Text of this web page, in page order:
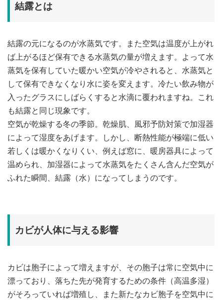
結露とは
結露の元になるのが水蒸気です。また空気は温度が上がれ
ば上がるほど保有できる水蒸気の量が増えます。よって水
蒸気を保有していた暖かい空気が冷やされると、水蒸気と
して保有できなくなり水に姿を変えます。冷たい飲み物が
入ったグラスにしばらくすると水滴に覆われますね。これ
も結露と同じ現象です。
空気が乾燥する冬の季節。乾燥肌、風邪予防対策で加湿器
によって湿度をあげます。しかし、断熱性能が極端に低い
若しくは暖かくなりくい、例えば窓に、暖房器具によって
温められ、加湿器によって水蒸気をたくさん含んだ空気が
ふれた瞬間、結露（水）になってしまうのです。
カビが人体に与える影響
カビは胞子によって増えますが、その胞子は常に空気中に
漂っており、落ちた先が発育するための条件（高温多湿）
がそろっていれば増殖し、また新たなカビ胞子を空気中に